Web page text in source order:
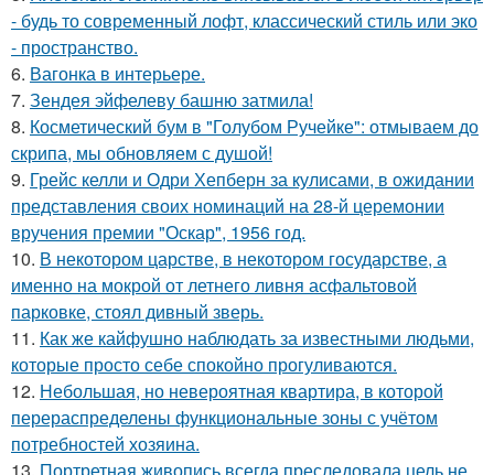
- будь то современный лофт, классический стиль или эко
- пространство.
6. Вагонка в интерьере.
7. Зендея эйфелеву башню затмила!
8. Косметический бум в "Голубом Ручейке": отмываем до
скрипа, мы обновляем с душой!
9. Грейс келли и Одри Хепберн за кулисами, в ожидании
представления своих номинаций на 28-й церемонии
вручения премии "Оскар", 1956 год.
10. В некотором царстве, в некотором государстве, а
именно на мокрой от летнего ливня асфальтовой
парковке, стоял дивный зверь.
11. Как же кайфушно наблюдать за известными людьми,
которые просто себе спокойно прогуливаются.
12. Небольшая, но невероятная квартира, в которой
перераспределены функциональные зоны с учётом
потребностей хозяина.
13. Портретная живопись всегда преследовала цель не